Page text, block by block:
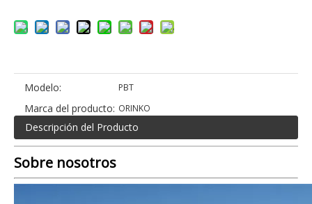
Modelo: PBT
Marca del producto: ORINKO
Descripción del Producto
Sobre nosotros